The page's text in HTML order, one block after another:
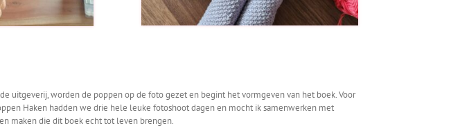
uitgeverij, worden de poppen op de foto gezet en begint het vormgeven van het boek. Voor
Haken hadden we drie hele leuke fotoshoot dagen en mocht ik samenwerken met
maken die dit boek echt tot leven brengen.